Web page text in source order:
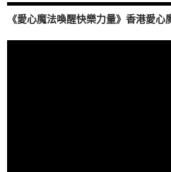
《愛心魔法喚醒快樂力量》香港愛